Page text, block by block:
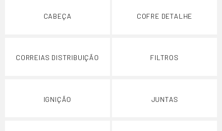
CABEÇA COFRE DETALHE
CORREIAS DISTRIBUIÇÃO FILTROS
IGNIÇÃO JUNTAS